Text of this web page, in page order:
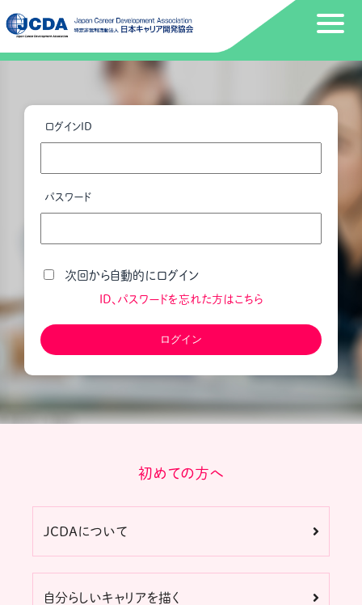
ログインID
パスワード
次回から自動的にログイン
ID、パスワードを忘れた方はこちら
初めての方へ
JCDAについて
自分らしいキャリアを描く